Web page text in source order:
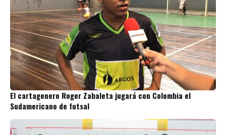
El cartagenero Roger Zabaleta jugará con Colombia el
Sudamericano de futsal